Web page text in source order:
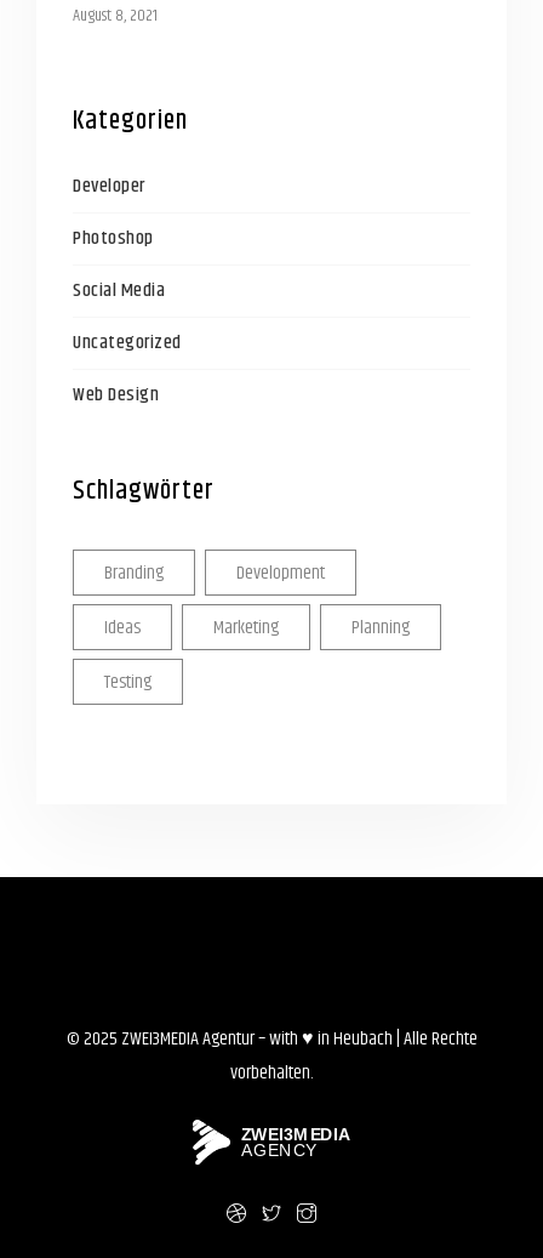
August 8, 2021
Kategorien
Developer
Photoshop
Social Media
Uncategorized
Web Design
Schlagwörter
Branding
Development
Ideas
Marketing
Planning
Testing
© 2025 ZWEI3MEDIA Agentur – with ♥ in Heubach | Alle Rechte
vorbehalten.